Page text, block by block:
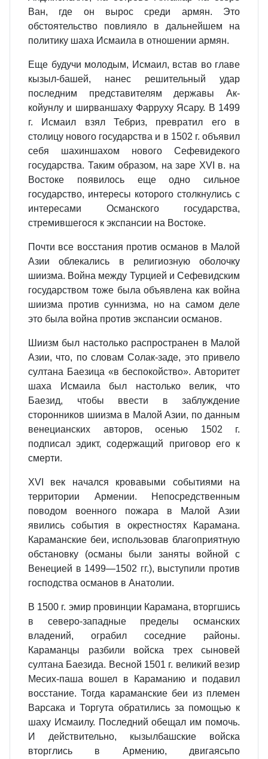
Ван, где он вырос среди армян. Это
обстоятельство повлияло в дальнейшем на
политику шаха Исмаила в отношении армян.
Еще будучи молодым, Исмаил, встав во главе
кызыл-башей, нанес решительный удар
последним представителям державы Ак-
койунлу и ширваншаху Фарруху Ясару. В 1499
г. Исмаил взял Тебриз, превратил его в
столицу нового государства и в 1502 г. объявил
себя шахиншахом нового Сефевидекого
государства. Таким образом, на заре XVI в. на
Востоке появилось еще одно сильное
государство, интересы которого столкнулись с
интересами Османского государства,
стремившегося к экспансии на Востоке.
Почти все восстания против османов в Малой
Азии облекались в религиозную оболочку
шиизма. Война между Турцией и Сефевидским
государством тоже была объявлена как война
шиизма против суннизма, но на самом деле
это была война против экспансии османов.
Шиизм был настолько распространен в Малой
Азии, что, по словам Солак-заде, это привело
султана Баезица «в беспокойство». Авторитет
шаха Исмаила был настолько велик, что
Баезид, чтобы ввести в заблуждение
сторонников шиизма в Малой Азии, по данным
венецианских авторов, осенью 1502 г.
подписал эдикт, содержащий приговор его к
смерти.
XVI век начался кровавыми событиями на
территории Армении. Непосредственным
поводом военного пожара в Малой Азии
явились события в окрестностях Карамана.
Караманские беи, использовав благоприятную
обстановку (османы были заняты войной с
Венецией в 1499—1502 гг.), выступили против
господства османов в Анатолии.
В 1500 г. эмир провинции Карамана, вторгшись
в северо-западные пределы османских
владений, ограбил соседние районы.
Караманцы разбили войска трех сыновей
султана Баезида. Весной 1501 г. великий везир
Месих-паша вошел в Караманию и подавил
восстание. Тогда караманские беи из племен
Варсака и Торгута обратились за помощью к
шаху Исмаилу. Последний обещал им помочь.
И действительно, кызылбашские войска
вторглись в Армению, двигаясьпо